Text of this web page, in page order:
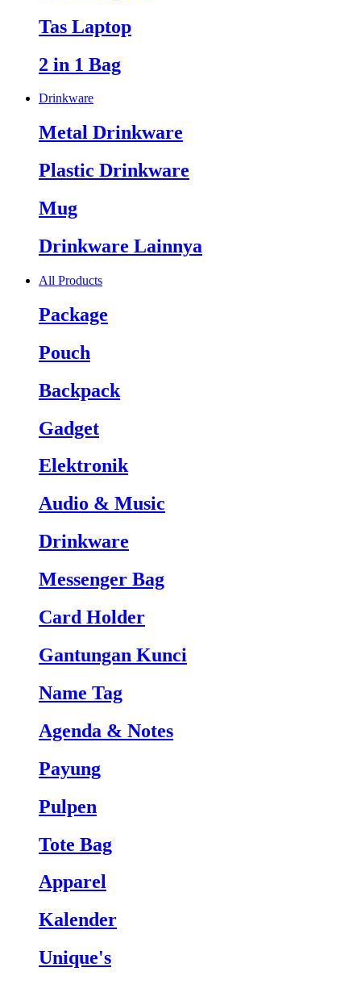
Tas Laptop
2 in 1 Bag
Drinkware
Metal Drinkware
Plastic Drinkware
Mug
Drinkware Lainnya
All Products
Package
Pouch
Backpack
Gadget
Elektronik
Audio & Music
Drinkware
Messenger Bag
Card Holder
Gantungan Kunci
Name Tag
Agenda & Notes
Payung
Pulpen
Tote Bag
Apparel
Kalender
Unique's